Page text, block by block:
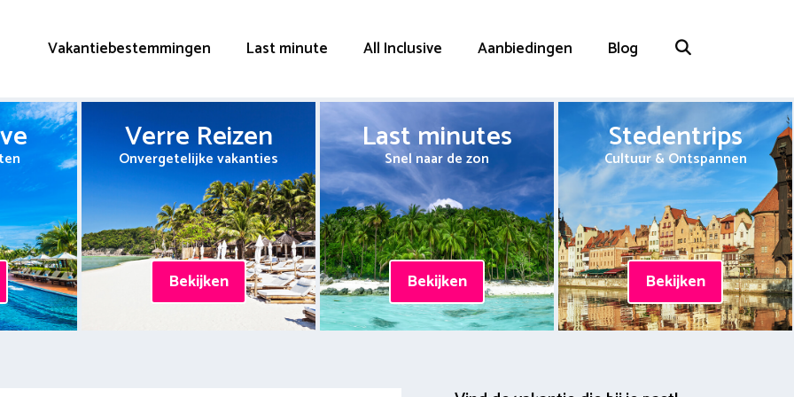
Vakantiebestemmingen Last minute All Inclusive Aanbiedingen Blog
Verre Reizen
Onvergetelijke vakanties
Bekijken
Last minutes
Snel naar de zon
Bekijken
Stedentrips
Cultuur & Ontspannen
Bekijken